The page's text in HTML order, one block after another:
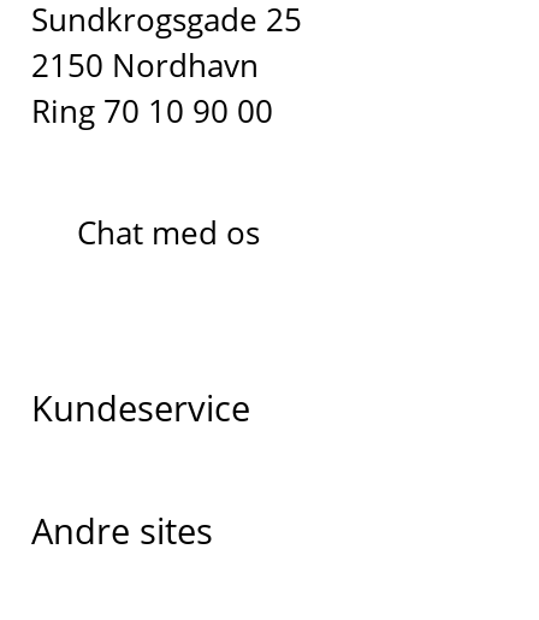
Sundkrogsgade 25
2150 Nordhavn
Ring 70 10 90 00
Chat med os
Kundeservice
Andre sites